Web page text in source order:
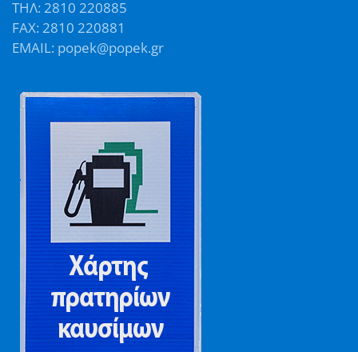
ΤΗΛ: 2810 220885
FAX: 2810 220881
EMAIL: popek@popek.gr